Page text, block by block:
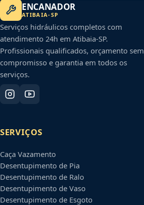
ENCANADOR
ATIBAIA-SP
Serviços hidráulicos completos com
atendimento 24h em Atibaia-SP.
Profissionais qualificados, orçamento sem
compromisso e garantia em todos os
serviços.
SERVIÇOS
Caça Vazamento
Desentupimento de Pia
Desentupimento de Ralo
Desentupimento de Vaso
Desentupimento de Esgoto